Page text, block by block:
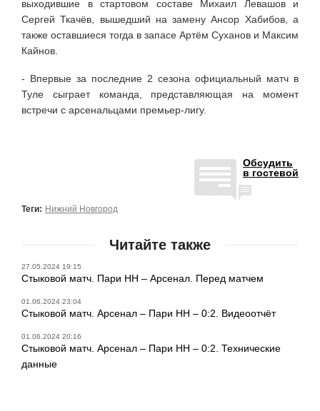
выходившие в стартовом составе Михаил Левашов и
Сергей Ткачёв, вышедший на замену Ансор Хабибов, а
также оставшиеся тогда в запасе Артём Суханов и Максим
Кайнов.
- Впервые за последние 2 сезона официальный матч в
Туле сыграет команда, представляющая на момент
встречи с арсенальцами премьер-лигу.
Обсудить
в гостевой
Теги: Нижний Новгород
Читайте также
27.05.2024 19:15
Стыковой матч. Пари НН – Арсенал. Перед матчем
01.06.2024 23:04
Стыковой матч. Арсенал – Пари НН – 0:2. Видеоотчёт
01.06.2024 20:16
Стыковой матч. Арсенал – Пари НН – 0:2. Технические
данные